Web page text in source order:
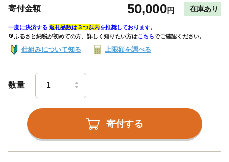
寄付金額 50,000円 在庫あり
一度に決済する 返礼品数は３つ以内を推奨しております。
🔰ふるさと納税が初めての方、詳しく知りたい方はこちらでご確認ください。
仕組みについて知る 上限額を調べる
数量
寄付する